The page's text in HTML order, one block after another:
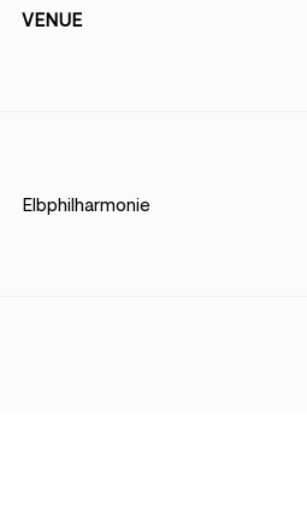
VENUE
Elbphilharmonie